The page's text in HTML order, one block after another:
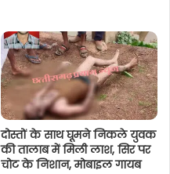
दोस्तों के साथ घूमने निकले युवक
की तालाब में मिली लाश, सिर पर
चोट के निशान, मोबाइल गायब